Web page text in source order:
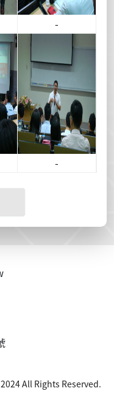
-
-
All Rights Reserved.